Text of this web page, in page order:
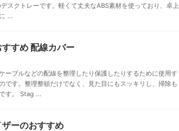
スクトレーです。軽くて丈夫なABS素材を使っており、卓上
...
すめ 配線カバー
ーブルなどの配線を整理したり保護したりするために使用す
です。整理整頓だけでなく、見た目にもスッキリし、掃除も
す。 Stag ...
ーのおすすめ